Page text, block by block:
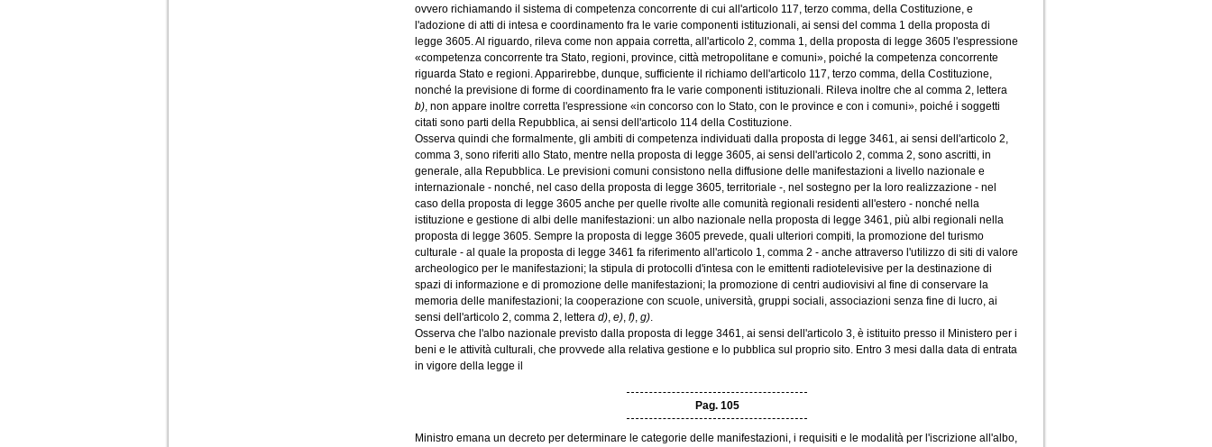
ovvero richiamando il sistema di competenza concorrente di cui all'articolo 117, terzo comma, della Costituzione, e
l'adozione di atti di intesa e coordinamento fra le varie componenti istituzionali, ai sensi del comma 1 della proposta di
legge 3605. Al riguardo, rileva come non appaia corretta, all'articolo 2, comma 1, della proposta di legge 3605 l'espressione
«competenza concorrente tra Stato, regioni, province, città metropolitane e comuni», poiché la competenza concorrente
riguarda Stato e regioni. Apparirebbe, dunque, sufficiente il richiamo dell'articolo 117, terzo comma, della Costituzione,
nonché la previsione di forme di coordinamento fra le varie componenti istituzionali. Rileva inoltre che al comma 2, lettera
b), non appare inoltre corretta l'espressione «in concorso con lo Stato, con le province e con i comuni», poiché i soggetti
citati sono parti della Repubblica, ai sensi dell'articolo 114 della Costituzione.
Osserva quindi che formalmente, gli ambiti di competenza individuati dalla proposta di legge 3461, ai sensi dell'articolo 2,
comma 3, sono riferiti allo Stato, mentre nella proposta di legge 3605, ai sensi dell'articolo 2, comma 2, sono ascritti, in
generale, alla Repubblica. Le previsioni comuni consistono nella diffusione delle manifestazioni a livello nazionale e
internazionale - nonché, nel caso della proposta di legge 3605, territoriale -, nel sostegno per la loro realizzazione - nel
caso della proposta di legge 3605 anche per quelle rivolte alle comunità regionali residenti all'estero - nonché nella
istituzione e gestione di albi delle manifestazioni: un albo nazionale nella proposta di legge 3461, più albi regionali nella
proposta di legge 3605. Sempre la proposta di legge 3605 prevede, quali ulteriori compiti, la promozione del turismo
culturale - al quale la proposta di legge 3461 fa riferimento all'articolo 1, comma 2 - anche attraverso l'utilizzo di siti di valore
archeologico per le manifestazioni; la stipula di protocolli d'intesa con le emittenti radiotelevisive per la destinazione di
spazi di informazione e di promozione delle manifestazioni; la promozione di centri audiovisivi al fine di conservare la
memoria delle manifestazioni; la cooperazione con scuole, università, gruppi sociali, associazioni senza fine di lucro, ai
sensi dell'articolo 2, comma 2, lettera d), e), f), g).
Osserva che l'albo nazionale previsto dalla proposta di legge 3461, ai sensi dell'articolo 3, è istituito presso il Ministero per i
beni e le attività culturali, che provvede alla relativa gestione e lo pubblica sul proprio sito. Entro 3 mesi dalla data di entrata
in vigore della legge il
Pag. 105
Ministro emana un decreto per determinare le categorie delle manifestazioni, i requisiti e le modalità per l'iscrizione all'albo,